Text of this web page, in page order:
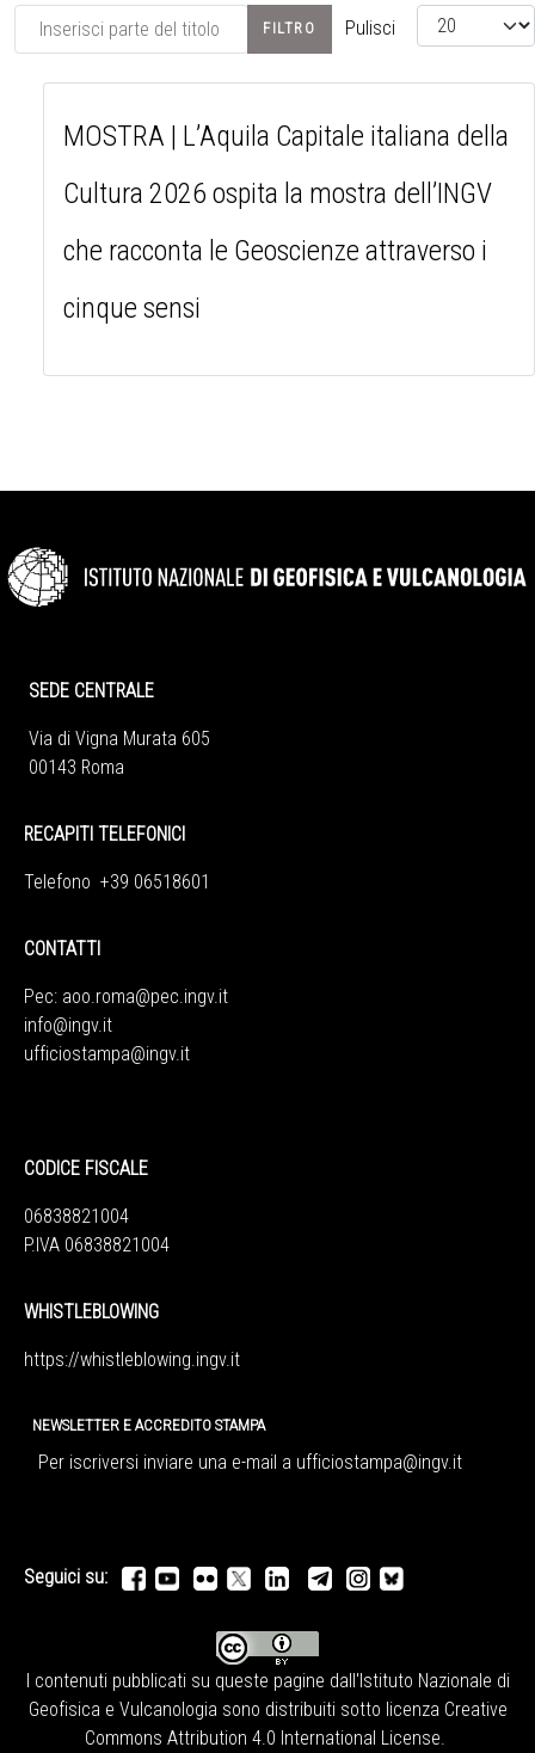
Inserisci parte del titolo FILTRO Pulisci Visualizza #
MOSTRA | L’Aquila Capitale italiana della
Cultura 2026 ospita la mostra dell’INGV
che racconta le Geoscienze attraverso i
cinque sensi
SEDE CENTRALE
Via di Vigna Murata 605
00143 Roma
RECAPITI TELEFONICI
Telefono +39 06518601
CONTATTI
Pec: aoo.roma@pec.ingv.it
info@ingv.it
ufficiostampa@ingv.it
CODICE FISCALE
06838821004
P.IVA 06838821004
WHISTLEBLOWING
https://whistleblowing.ingv.it
NEWSLETTER E ACCREDITO STAMPA
Per iscriversi inviare una e-mail a ufficiostampa@ingv.it
Seguici su:
I contenuti pubblicati su queste pagine dall' Istituto Nazionale di
Geofisica e Vulcanologia sono distribuiti sotto licenza Creative
Commons Attribution 4.0 International License.